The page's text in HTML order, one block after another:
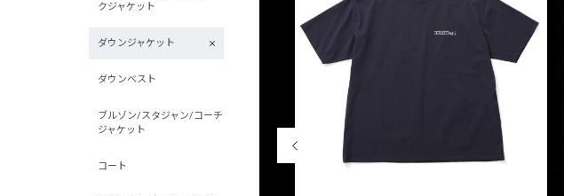
クジャケット
ダウンジャケット
ダウンベスト
ブルゾン/スタジャン/コーチ
ジャケット
コート